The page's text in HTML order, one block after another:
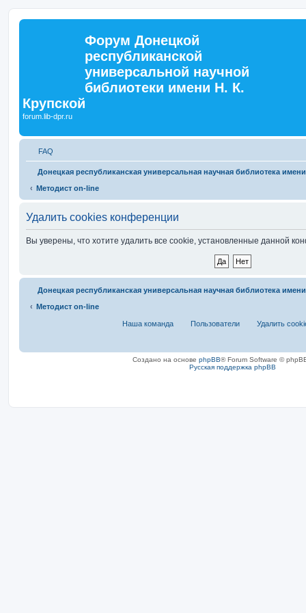
Форум Донецкой
республиканской
универсальной научной
библиотеки имени Н. К.
Крупской
forum.lib-dpr.ru
FAQ
Донецкая республиканская универсальная научная библиотека
Методист on-line
Удалить cookies конференции
Вы уверены, что хотите удалить все cookie, установленные данной
Донецкая республиканская универсальная научная библиотека
Методист on-line
Удалить
Пользователи
Наша команда
Создано на основе phpBB® Forum Software ©
Русская поддержка phpBB